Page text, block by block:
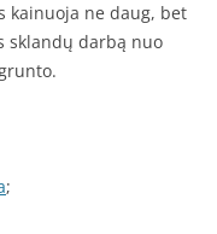
kainuoja ne daug, bet
sklandų darbą nuo
;